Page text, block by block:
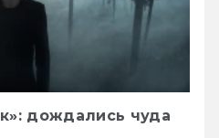
дождались чуда